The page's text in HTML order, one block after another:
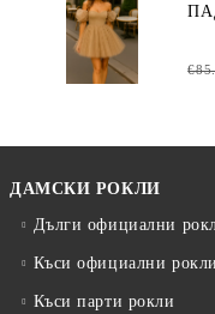
ДАМСКИ РОКЛИ
Дълги официални
Къси официални рокли
Къси парти рокли